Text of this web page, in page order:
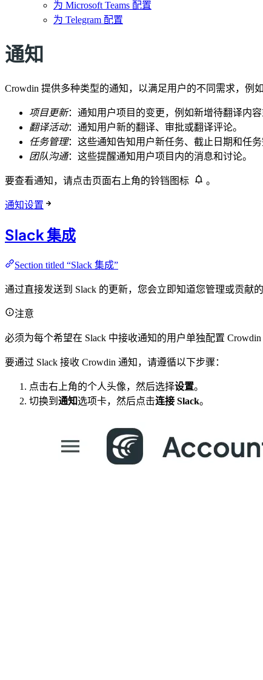
为 Microsoft Teams 配置
为 Telegram 配置
通知
Crowdin 提供多种类型的通知，以满足用户的不同需求，例如
项目更新：通知用户项目的变更，例如新增待翻译内容
翻译活动：通知用户新的翻译、审批或翻译评论。
任务管理：这些通知告知用户新任务、截止日期和任务
团队沟通：这些提醒通知用户项目内的消息和讨论。
要查看通知，请点击页面右上角的铃铛图标 。
通知设置
Slack 集成
Section titled “Slack 集成”
通过直接发送到 Slack 的更新，您会立即知道您管理或贡献
注意
必须为每个希望在 Slack 中接收通知的用户单独配置 Crowdin
要通过 Slack 接收 Crowdin 通知，请遵循以下步骤：
点击右上角的个人头像，然后选择设置。
切换到 通知选项卡，然后点击连接 Slack。